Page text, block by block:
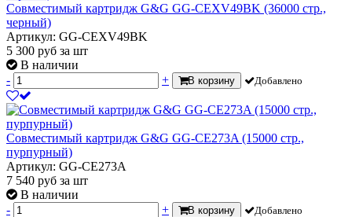
Совместимый картридж G&G GG-CEXV49BK (36000 стр.,
черный)
Артикул: GG-CEXV49BK
5 300 руб за шт
В наличии
-
+ В корзину Добавлено
Совместимый картридж G&G GG-CE273A (15000 стр.,
пурпурный)
Артикул: GG-CE273A
7 540 руб за шт
В наличии
-
+ В корзину Добавлено